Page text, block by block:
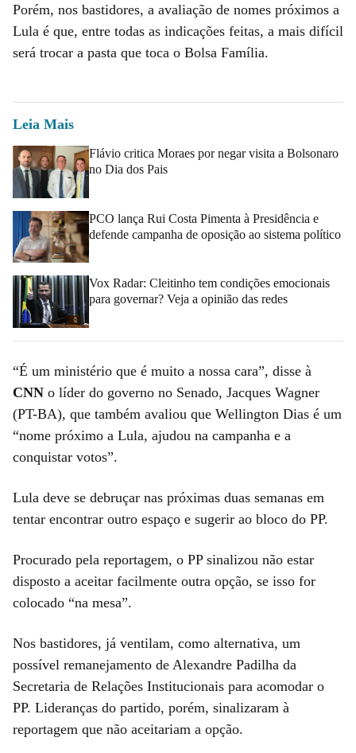
Porém, nos bastidores, a avaliação de nomes próximos a
Lula é que, entre todas as indicações feitas, a mais difícil
será trocar a pasta que toca o Bolsa Família.
Leia Mais
Flávio critica Moraes por negar visita a Bolsonaro
no Dia dos Pais
PCO lança Rui Costa Pimenta à Presidência e
defende campanha de oposição ao sistema político
Vox Radar: Cleitinho tem condições emocionais
para governar? Veja a opinião das redes
“É um ministério que é muito a nossa cara”, disse à
CNN o líder do governo no Senado, Jacques Wagner
(PT-BA), que também avaliou que Wellington Dias é um
“nome próximo a Lula, ajudou na campanha e a
conquistar votos”.
Lula deve se debruçar nas próximas duas semanas em
tentar encontrar outro espaço e sugerir ao bloco do PP.
Procurado pela reportagem, o PP sinalizou não estar
disposto a aceitar facilmente outra opção, se isso for
colocado “na mesa”.
Nos bastidores, já ventilam, como alternativa, um
possível remanejamento de Alexandre Padilha da
Secretaria de Relações Institucionais para acomodar o
PP. Lideranças do partido, porém, sinalizaram à
reportagem que não aceitariam a opção.